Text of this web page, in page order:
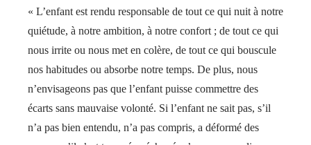
« L’enfant est rendu responsable de tout ce qui nuit à notre
quiétude, à notre ambition, à notre confort ; de tout ce qui
nous irrite ou nous met en colère, de tout ce qui bouscule
nos habitudes ou absorbe notre temps. De plus, nous
n’envisageons pas que l’enfant puisse commettre des
écarts sans mauvaise volonté. Si l’enfant ne sait pas, s’il
n’a pas bien entendu, n’a pas compris, a déformé des